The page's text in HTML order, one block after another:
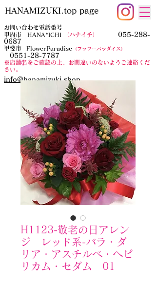
HANAMIZUKI.top page
お問い合わせ電話番号
甲府市 HANA*ICHI
（ハナイチ）
055-288-
0687
​甲斐市 FlowerParadise （フラワーパラダイス）
0551-28-7787
​※店舗名をご確認の上、お間違いのないようご連絡くだ
さい。
​info@hanamizuki.shop
H1123-敬老の日アレン
ジ レッド系-バラ・ダ
リア・アスチルベ・ヘピ
リカム・セダム 01